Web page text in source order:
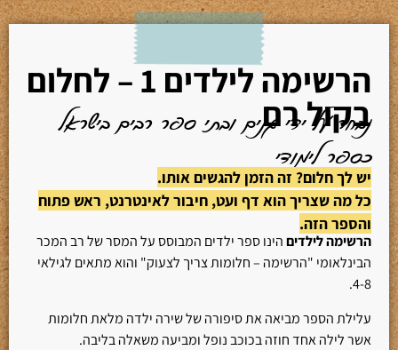
הרשימה לילדים 1 – לחלום
בקול רם
נבחר על ידי גנים ובתי ספר רבים בישראל
כספר לימודי
יש לך חלום? זה הזמן להגשים אותו.
כל מה שצריך הוא דף ועט, חיבור לאינטרנט, ראש פתוח
והספר הזה.
הרשימה לילדיםהינו ספר ילדים המבוסס על המסר של רב המכר
הבינלאומי "הרשימה – חלומות צריך לצעוק" והוא מתאים לגילאי
4-8.
עלילת הספר מביאה את סיפורה של שירה ילדה מלאת חלומות
אשר לילה אחד חוזה בכוכב נופל ומביעה משאלה בליבה.